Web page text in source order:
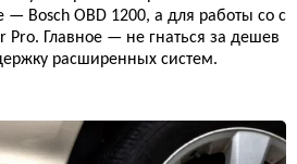
Bosch OBD 1200, а для работы со с
Главное — не гнаться за дешев
расширенных систем.